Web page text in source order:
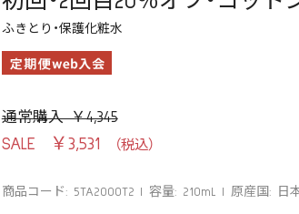
ふきとり・保護化粧水
通常購入 ￥4,345
￥3,531
商品コード: 5TA2000T2 容量: 210mL 原産国: 日